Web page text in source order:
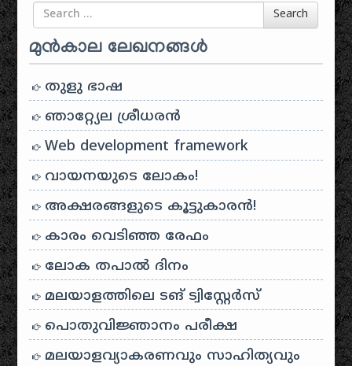
Search for Search
മുൻകാല ലേഖനങ്ങൾ
തുളു ഭാഷ
ഞാറ്റ്യേല ശ്രീധരൻ
Web development framework
വായനയുടെ ലോകം!
അക്ഷരങ്ങളുടെ കൂട്ടുകാരൻ!
കാരം വെടിഞ്ഞ രേഫം
ലോക തപാൽ ദിനം
മലയാളത്തിലെ ടങ് ട്വിസ്റ്റേർസ്
പൊതുവിജ്ഞാനം പരീക്ഷ
മലയാളവ്യാകരണവും സാഹിത്യവും